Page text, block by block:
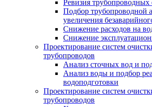
Ревизия трубопроводных
Подбор трубопроводной
увеличения
Снижение расходов на
Снижение
Проектирование систем
трубопроводов
Анализ сточных вод и
Анализ воды и подбор
водоподготовки
Проектирование систем
трубопроводов